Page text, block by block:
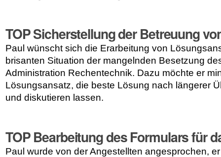
TOP Sicherstellung der Betreuung
Paul wünscht sich die Erarbeitung von
brisanten Situation der mangelnden Besetzung
Administration Rechentechnik. Dazu möchte er
Lösungsansatz, die beste Lösung nach längerer
und diskutieren lassen.
TOP Bearbeitung des Formulars für
Paul wurde von der Angestellten angesprochen,